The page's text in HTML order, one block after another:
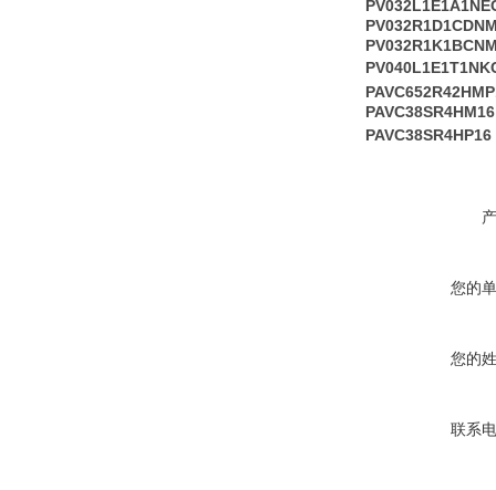
PAVC38SR4HM16
PAVC38SR4HP16
您的
您的
联系